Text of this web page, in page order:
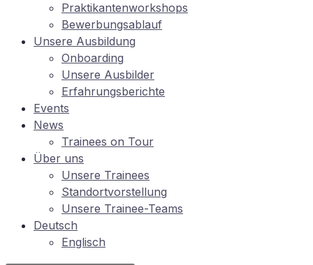
Prak­ti­kan­ten­work­shops
Be­wer­bungs­ab­lauf
Un­se­re Ausbildung
On­boar­ding
Un­se­re Ausbilder
Er­fah­rungs­be­rich­te
Events
News
Trai­nees on Tour
Über uns
Un­se­re Trainees
Stand­ort­vor­stel­lung
Un­se­re Trainee-Teams
Deutsch
Eng­lisch